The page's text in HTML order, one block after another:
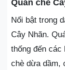
Quán chè
Nổi bật trong
Cây Nhãn.
thống đến các
chè dừa dầm,